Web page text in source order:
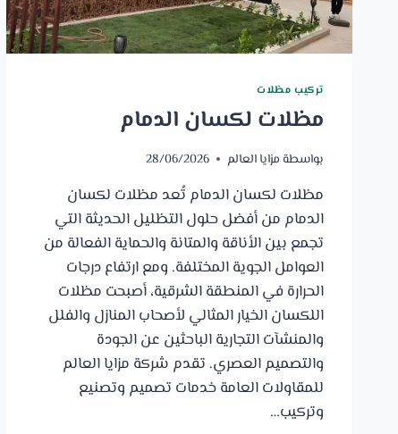
تركيب مظلات
مظلات لكسان الدمام
بواسطة مزايا العالم 28/06/2026
مظلات لكسان الدمام تُعد مظلات لكسان
الدمام من أفضل حلول التظليل الحديثة التي
تجمع بين الأناقة والمتانة والحماية الفعالة من
العوامل الجوية المختلفة. ومع ارتفاع درجات
الحرارة في المنطقة الشرقية، أصبحت مظلات
اللكسان الخيار المثالي لأصحاب المنازل والفلل
والمنشآت التجارية الباحثين عن الجودة
والتصميم العصري. تقدم شركة مزايا العالم
للمقاولات العامة خدمات تصميم وتصنيع
وتركيب…